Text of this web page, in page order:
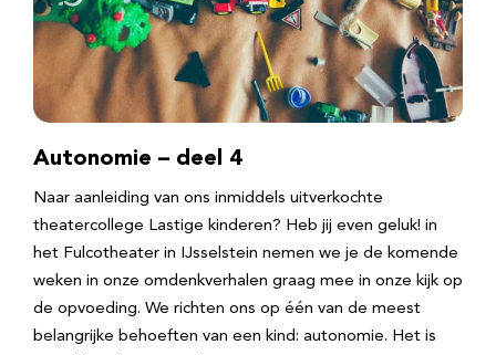
Autonomie – deel 4
Naar aanleiding van ons inmiddels uitverkochte
theatercollege Lastige kinderen? Heb jij even geluk! in
het Fulcotheater in IJsselstein nemen we je de komende
weken in onze omdenkverhalen graag mee in onze kijk op
de opvoeding. We richten ons op één van de meest
belangrijke behoeften van een kind: autonomie. Het is